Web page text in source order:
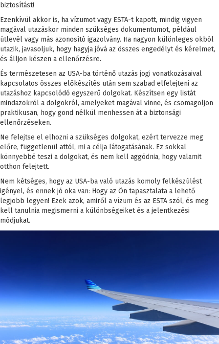
biztosítást!
Ezenkívül akkor is, ha vízumot vagy ESTA-t kapott, mindig vigyen
magával utazáskor minden szükséges dokumentumot, például
útlevél vagy más azonosító igazolvány. Ha nagyon különleges okból
utazik, javasoljuk, hogy hagyja jóvá az összes engedélyt és kérelmet,
és álljon készen a ellenőrzésre.
És természetesen az USA-ba történő utazás jogi vonatkozásaival
kapcsolatos összes előkészítés után sem szabad elfelejteni az
utazáshoz kapcsolódó egyszerű dolgokat. Készítsen egy listát
mindazokról a dolgokról, amelyeket magával vinne, és csomagoljon
praktikusan, hogy gond nélkül menhessen át a biztonsági
ellenőrzéseken.
Ne felejtse el elhozni a szükséges dolgokat, ezért tervezze meg
előre, függetlenül attól, mi a célja látogatásának. Ez sokkal
könnyebbé teszi a dolgokat, és nem kell aggódnia, hogy valamit
otthon felejtett.
Nem kétséges, hogy az USA-ba való utazás komoly felkészülést
igényel, és ennek jó oka van: Hogy az Ön tapasztalata a lehető
legjobb legyen! Ezek azok, amiről a vízum és az ESTA szól, és meg
kell tanulnia megismerni a különbségeiket és a jelentkezési
módjukat.